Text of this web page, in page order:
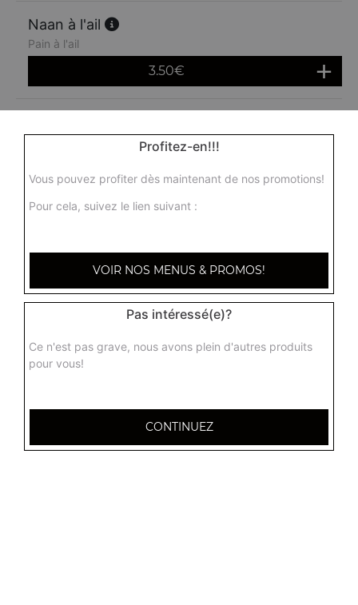
Naan à l'ail
Pain à l'ail
3.50€
Pain fourré avec des raisins secs
4.50€
Profitez-en!!!
Vous pouvez profiter dès maintenant de nos promotions!
Pour cela, suivez le lien suivant :
VOIR NOS MENUS & PROMOS!
Pas intéressé(e)?
Ce n'est pas grave, nous avons plein d'autres produits
pour vous!
CONTINUEZ